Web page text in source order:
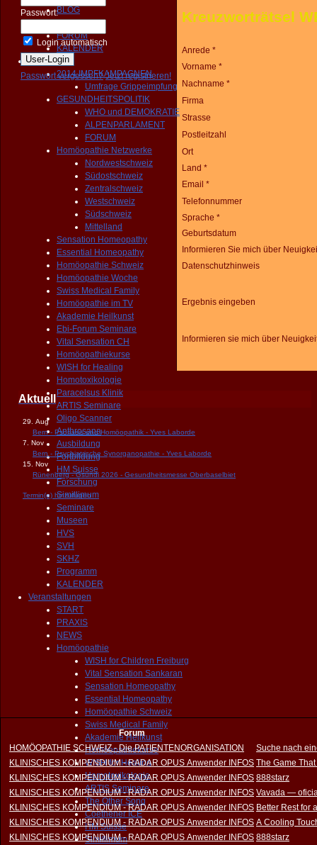
BLOG
NEWS
FORUM
KALENDER
Aktivitäten
2014 IMPFKAMPAGNEN
Umfrage Grippeimpfung
GESUNDHEITSPOLITIK
WHO und DEMOKRATIE
ALPENPARLAMENT
FORUM
Homöopathie Netzwerke
Nordwestschweiz
Südostschweiz
Zentralschweiz
Westschweiz
Südschweiz
Mittelland
Sensation Homeopathy
Essential Homeopathy
Homöopathie Schweiz
Homöopathie Woche
Swiss Medical Family
Homöopathie im TV
Akademie Heilkunst
Ebi-Forum Seminare
Vital Sensation CH
Homöopathiekurse
WISH for Healing
Homotoxikologie
Paracelsus Klinik
ARTIS Seminare
Oligo Scanner
Anthrosana
Ausbildung
Fortbildung
HM Suisse
Forschung
Simillimum
Seminare
Museen
HVS
SVH
SKHZ
Programm
KALENDER
Veranstaltungen
START
PRAXIS
NEWS
Homöopathie
WISH for Children Freiburg
Vital Sensation Sankaran
Sensation Homeopathy
Essential Homeopathy
Homöopathie Schweiz
Swiss Medical Family
Akademie Heilkunst
Homöopathiekurse
WISH for Healing
Homotoxikologie
ARTIS Seminare
The Other Song
Coethener ICE
HM Suisse
Simillimum
Passwort:
Login automatisch
Passwort vergessen? Jetzt registrieren!
Kreuzworträtsel
Anrede *
Vorname *
Nachname *
Firma
Strasse
Postleitzahl
Ort
Land *
Email *
Telefonnummer
Sprache *
Geburtsdatum
Informieren Sie mich über
Datenschutzhinweis
Ergebnis eingeben
Informieren sie mich über
Aktuell
29. Aug
Bern - Psoriasis und Homöopathik - Yves Laborde
7. Nov
Bern - Psychiatrische Synorganopathie - Yves Laborde
15. Nov
Rünenberg - Gsundi 2026 - Gesundheitsmesse Oberbaselbiet
Termin(e) hinzufügen
Forum
HOMÖOPATHIE SCHWEIZ - Die PATIENTENORGANISATION
Suche nach
KLINISCHES KOMPENDIUM - RADAR OPUS Anwender INFOS The Game
KLINISCHES KOMPENDIUM - RADAR OPUS Anwender INFOS 888starz
KLINISCHES KOMPENDIUM - RADAR OPUS Anwender INFOS Vavada —
KLINISCHES KOMPENDIUM - RADAR OPUS Anwender INFOS Better Rest for
KLINISCHES KOMPENDIUM - RADAR OPUS Anwender INFOS A Cooling
KLINISCHES KOMPENDIUM - RADAR OPUS Anwender INFOS 888starz